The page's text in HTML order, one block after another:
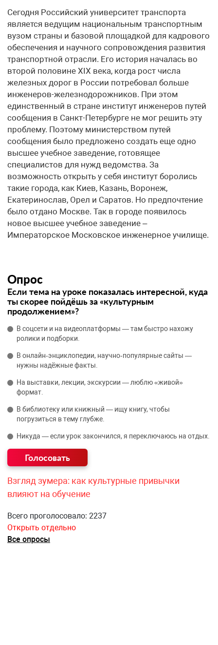
Сегодня Российский университет транспорта
является ведущим национальным транспортным
вузом страны и базовой площадкой для кадрового
обеспечения и научного сопровождения развития
транспортной отрасли. Его история началась во
второй половине XIX века, когда рост числа
железных дорог в России потребовал больше
инженеров-железнодорожников. При этом
единственный в стране институт инженеров путей
сообщения в Санкт-Петербурге не мог решить эту
проблему. Поэтому министерством путей
сообщения было предложено создать еще одно
высшее учебное заведение, готовящее
специалистов для нужд ведомства. За
возможность открыть у себя институт боролись
такие города, как Киев, Казань, Воронеж,
Екатеринослав, Орел и Саратов. Но предпочтение
было отдано Москве. Так в городе появилось
новое высшее учебное заведение –
Императорское Московское инженерное училище.
Опрос
Если тема на уроке показалась интересной, куда
ты скорее пойдёшь за «культурным
продолжением»?
В соцсети и на видеоплатформы — там быстро нахожу
ролики и подборки.
В онлайн‑энциклопедии, научно‑популярные сайты —
нужны надёжные факты.
На выставки, лекции, экскурсии — люблю «живой»
формат.
В библиотеку или книжный — ищу книгу, чтобы
погрузиться в тему глубже.
Никуда — если урок закончился, я переключаюсь на отдых.
Взгляд зумера: как культурные привычки
влияют на обучение
Всего проголосовало: 2237
Открыть отдельно
Все опросы